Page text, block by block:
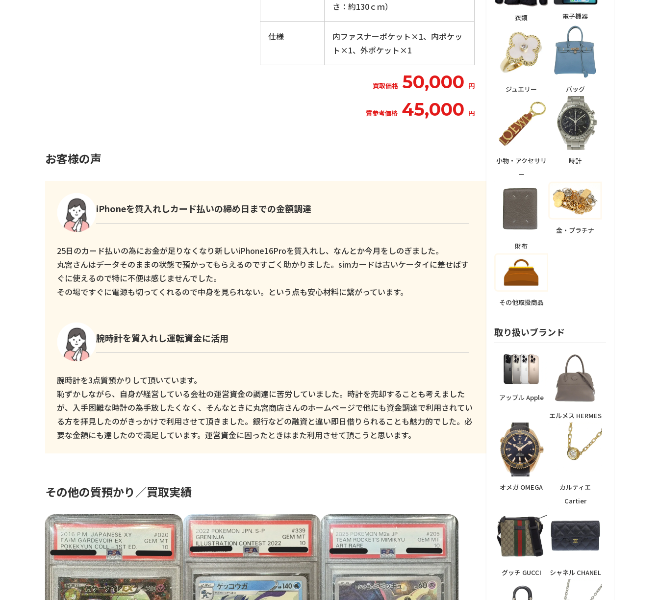
さ：約130ｃｍ）
仕様
内ファスナーポケット×1、内ポケッ
ト×1、外ポケット×1
買取価格 50,000 円
質参考価格 45,000 円
お客様の声
iPhoneを質入れしカード払いの締め日までの金額調達
25日のカード払いの為にお金が足りなくなり新しいiPhone16Proを質入れし、なんとか今月をしのぎました。
丸宮さんはデータそのままの状態で預かってもらえるのですごく助かりました。simカードは古いケータイに差せばす
ぐに使えるので特に不便は感じませんでした。
その場ですぐに電源も切ってくれるので中身を見られない。という点も安心材料に繋がっています。
腕時計を質入れし運転資金に活用
腕時計を3点質預かりして頂いています。
恥ずかしながら、自身が経営している会社の運営資金の調達に苦労していました。時計を売却することも考えました
が、入手困難な時計の為手放したくなく、そんなときに丸宮商店さんのホームページで他にも資金調達で利用されてい
る方を拝見したのがきっかけで利用させて頂きました。銀行などの融資と違い即日借りられることも魅力的でした。必
要な金額にも達したので満足しています。運営資金に困ったときはまた利用させて頂こうと思います。
その他の質預かり／買取実績
衣類 電子機器
ジュエリー バッグ
小物・アクセサリ
ー
時計
財布
金・プラチナ
その他取扱商品
取り扱いブランド
アップル Apple
エルメス HERMES
オメガ OMEGA
カルティエ
Cartier
グッチ GUCCI シャネル CHANEL